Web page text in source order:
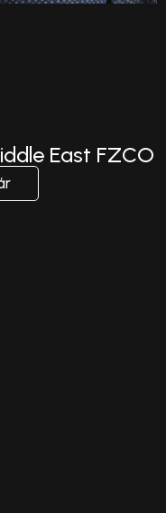
East FZCO